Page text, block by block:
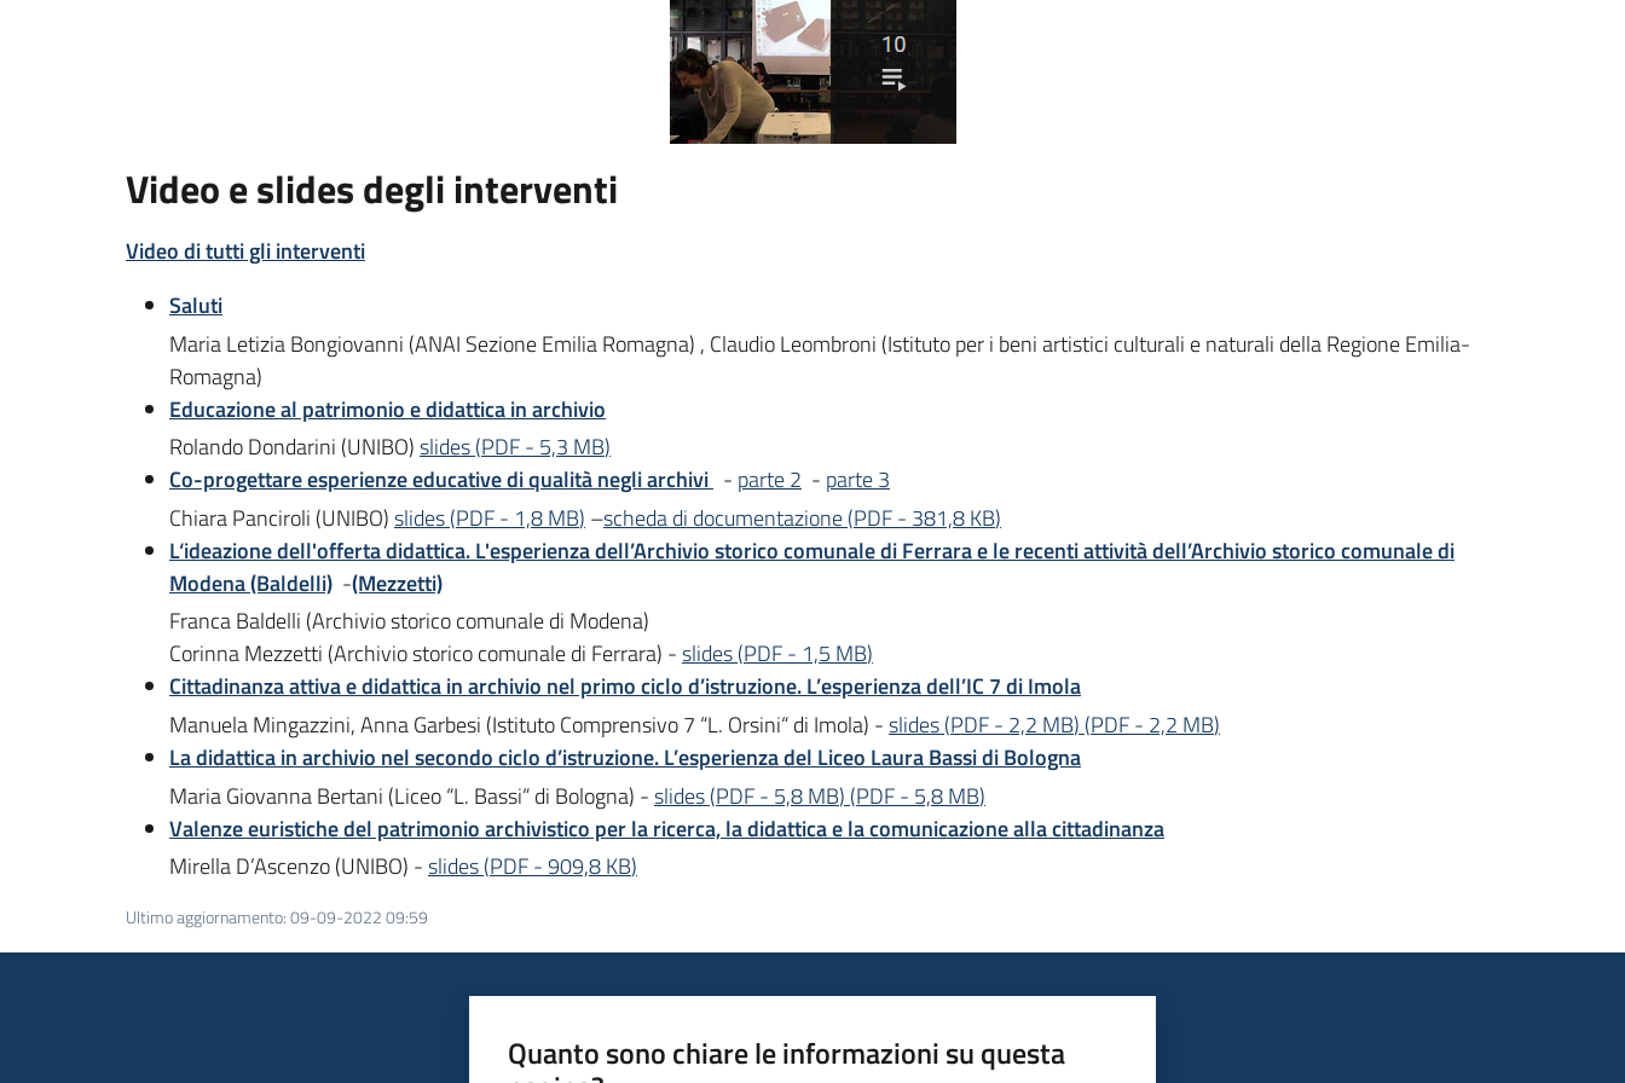
Video e slides degli interventi
Video di tutti gli interventi
Saluti
Maria Letizia Bongiovanni (ANAI Sezione Emilia Romagna) , Claudio Leombroni (Istituto per i beni artistici culturali e naturali della Regione Emilia-
Romagna)
Educazione al patrimonio e didattica in archivio
Rolando Dondarini (UNIBO)slides(PDF- 5,3 MB)
Co-progettare esperienze educative di qualità negli archivi - parte 2 - parte 3
Chiara Panciroli (UNIBO)slides(PDF- 1,8 MB) –scheda di documentazione(PDF- 381,8 KB)
L‘ideazione dell'offerta didattica. L'esperienza dell’Archivio storico comunale di Ferrara e le recenti attività dell’Archivio storico comunale di
Modena (Baldelli) -(Mezzetti)
Franca Baldelli (Archivio storico comunale di Modena)
Corinna Mezzetti (Archivio storico comunale di Ferrara) -slides(PDF- 1,5 MB)
Cittadinanza attiva e didattica in archivio nel primo ciclo d’istruzione. L’esperienza dell’IC 7 di Imola
Manuela Mingazzini, Anna Garbesi (Istituto Comprensivo 7 “L. Orsini“ di Imola) -slides(PDF- 2,2 MB) (PDF- 2,2 MB)
La didattica in archivio nel secondo ciclo d’istruzione. L’esperienza del Liceo Laura Bassi di Bologna
Maria Giovanna Bertani (Liceo “L. Bassi“ di Bologna) -slides(PDF- 5,8 MB) (PDF- 5,8 MB)
Valenze euristiche del patrimonio archivistico per la ricerca, la didattica e la comunicazione alla cittadinanza
Mirella D’Ascenzo (UNIBO) -slides(PDF-909,8 KB)
Ultimo aggiornamento:09-09-2022 09:59
Quanto sono chiare le informazioni su questa